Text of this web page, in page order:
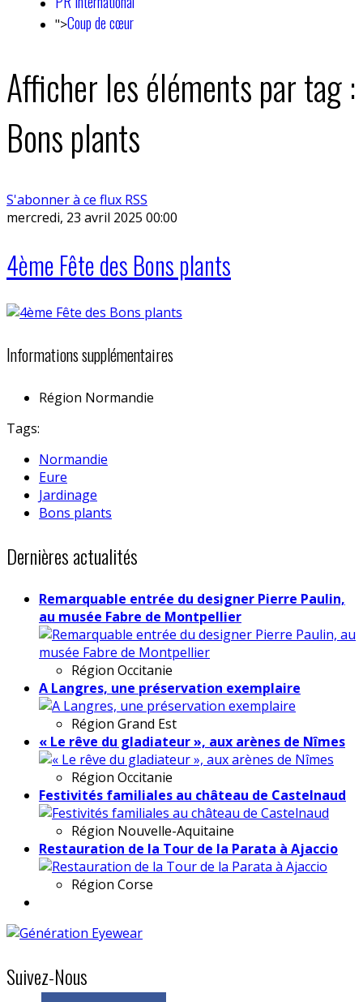
">Coup de cœur
Afficher les éléments par tag :
Bons plants
S'abonner à ce flux RSS
mercredi, 23 avril 2025 00:00
4ème Fête des Bons plants
Informations supplémentaires
Région Normandie
Tags:
Normandie
Eure
Jardinage
Bons plants
Dernières actualités
Remarquable entrée du designer Pierre Paulin,
au musée Fabre de Montpellier
Région Occitanie
A Langres, une préservation exemplaire
Région Grand Est
« Le rêve du gladiateur », aux arènes de Nîmes
Région Occitanie
Festivités familiales au château de Castelnaud
Région Nouvelle-Aquitaine
Restauration de la Tour de la Parata à Ajaccio
Région Corse
Suivez-Nous